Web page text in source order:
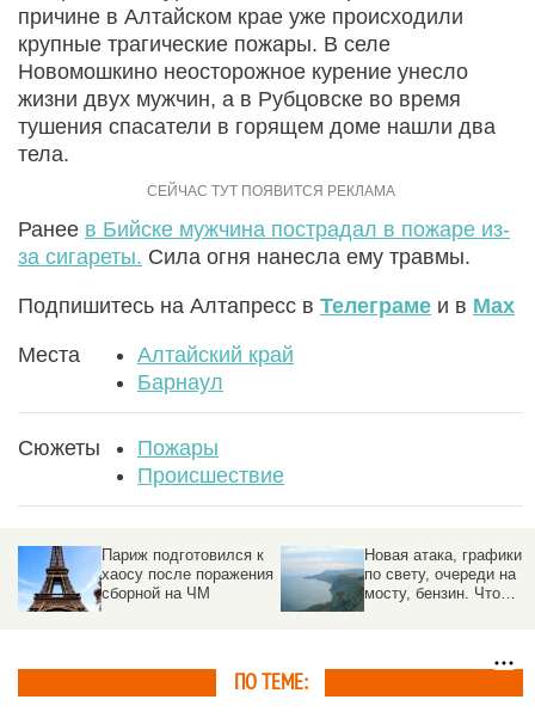
причине в Алтайском крае уже происходили
крупные трагические пожары. В селе
Новомошкино неосторожное курение унесло
жизни двух мужчин, а в Рубцовске во время
тушения спасатели в горящем доме нашли два
тела.
Ранее в Бийске мужчина пострадал в пожаре из-
за сигареты. Сила огня нанесла ему травмы.
Подпишитесь на Алтапресс в Телеграме и в Max
Места
Алтайский край
Барнаул
Сюжеты
Пожары
Происшествие
Новая атака, графики
по свету, очереди на
мосту, бензин. Что
Спецслужбы
предотвратили удар по
стратегическому
ПО ТЕМЕ: